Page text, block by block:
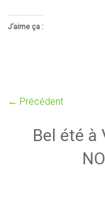
J’aime ça :
← Précédent
Bel été à